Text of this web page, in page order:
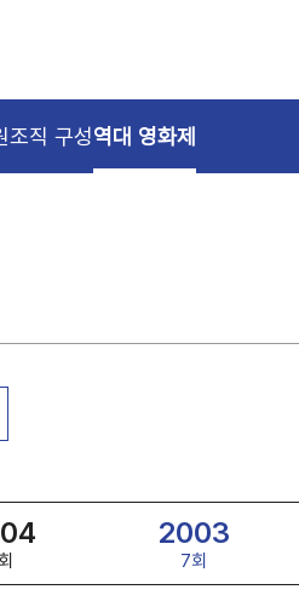
조직 구성역대 영화제
2003
7회